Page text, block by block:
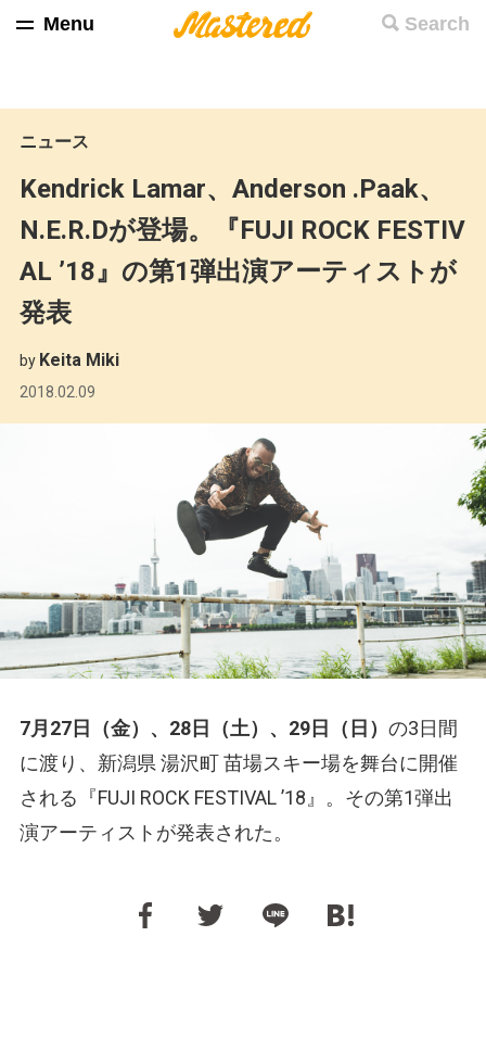
Search
Menu
ニュース
Kendrick Lamar、Anderson .Paak、
N.E.R.Dが登場。『FUJI ROCK FESTIV
AL ’18』の第1弾出演アーティストが
発表
by Keita Miki
2018.02.09
7月27日（金）、28日（土）、29日（日） の3日間
に渡り、新潟県 湯沢町 苗場スキー場を舞台に開催
される『FUJI ROCK FESTIVAL ’18』。その第1弾出
演アーティストが発表された。